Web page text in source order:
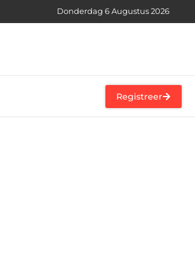
Donderdag 6 Augustus 2026
Registreer